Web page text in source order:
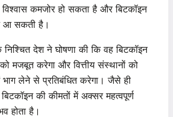
कमजोर हो सकता है और बिटकॉइन
आ सकती है।
देश ने घोषणा की कि वह बिटकॉइन
मजबूत करेगा और वित्तीय संस्थानों को
भाग लेने से प्रतिबंधित करेगा। जैसे ही
की कीमतों में अक्सर महत्वपूर्ण
होता है।